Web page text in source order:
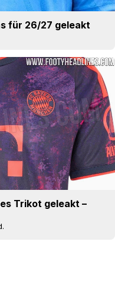
für 26/27 geleakt
Trikot geleakt –